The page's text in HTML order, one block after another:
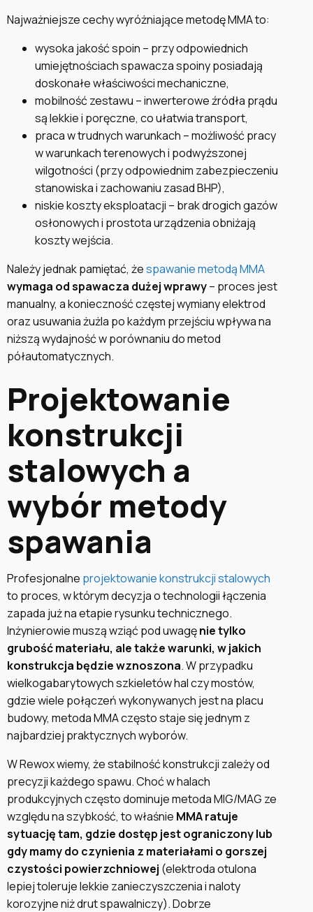
Najważniejsze cechy wyróżniające metodę MMA to:
wysoka jakość spoin – przy odpowiednich
umiejętnościach spawacza spoiny posiadają
doskonałe właściwości mechaniczne,
mobilność zestawu – inwerterowe źródła prądu
są lekkie i poręczne, co ułatwia transport,
praca w trudnych warunkach – możliwość pracy
w warunkach terenowych i podwyższonej
wilgotności (przy odpowiednim zabezpieczeniu
stanowiska i zachowaniu zasad BHP),
niskie koszty eksploatacji – brak drogich gazów
osłonowych i prostota urządzenia obniżają
koszty wejścia.
Należy jednak pamiętać, żespawanie metodą MMA
wymaga od spawacza dużej wprawy– proces jest
manualny, a konieczność częstej wymiany elektrod
oraz usuwania żużla po każdym przejściu wpływa na
niższą wydajność w porównaniu do metod
półautomatycznych.
Projektowanie
konstrukcji
stalowych a
wybór metody
spawania
Profesjonalne projektowanie konstrukcji stalowych
to proces, w którym decyzja o technologii łączenia
zapada już na etapie rysunku technicznego.
Inżynierowie muszą wziąć pod uwagęnie tylko
grubość materiału, ale także warunki, w jakich
konstrukcja będzie wznoszona. W przypadku
wielkogabarytowych szkieletów hal czy mostów,
gdzie wiele połączeń wykonywanych jest na placu
budowy, metoda MMA często staje się jednym z
najbardziej praktycznych wyborów.
W Rewox wiemy, że stabilność konstrukcji zależy od
precyzji każdego spawu. Choć w halach
produkcyjnych często dominuje metoda MIG/MAG ze
względu na szybkość, to właśnie MMA ratuje
sytuację tam, gdzie dostęp jest ograniczony lub
gdy mamy do czynienia z materiałami o gorszej
czystości powierzchniowej (elektroda otulona
lepiej toleruje lekkie zanieczyszczenia i naloty
korozyjne niż drut spawalniczy). Dobrze